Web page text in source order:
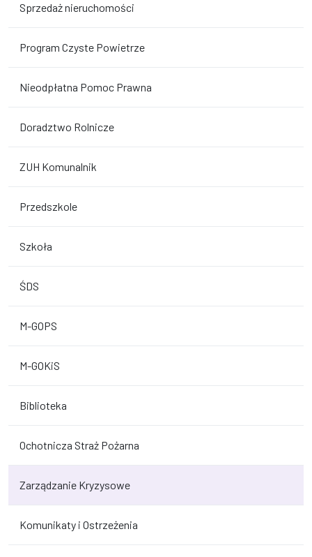
Sprzedaż nieruchomości
Program Czyste Powietrze
Nieodpłatna Pomoc Prawna
Doradztwo Rolnicze
ZUH Komunalnik
Przedszkole
Szkoła
ŚDS
M-GOPS
M-GOKiS
Biblioteka
Ochotnicza Straż Pożarna
Zarządzanie Kryzysowe
Komunikaty i Ostrzeżenia